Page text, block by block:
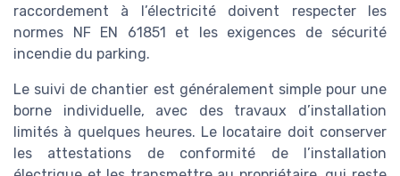
raccordement à l’électricité doivent respecter les
normes NF EN 61851 et les exigences de sécurité
incendie du parking.
Le suivi de chantier est généralement simple pour une
borne individuelle, avec des travaux d’installation
limités à quelques heures. Le locataire doit conserver
les attestations de conformité de l’installation